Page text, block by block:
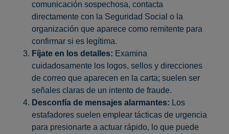
comunicación sospechosa, contacta
directamente con la Seguridad Social o la
organización que aparece como remitente para
confirmar si es legítima.
Fíjate en los detalles: Examina
cuidadosamente los logos, sellos y direcciones
de correo que aparecen en la carta; suelen ser
señales claras de un intento de fraude.
Desconfía de mensajes alarmantes: Los
estafadores suelen emplear tácticas de urgencia
para presionarte a actuar rápido, lo que puede